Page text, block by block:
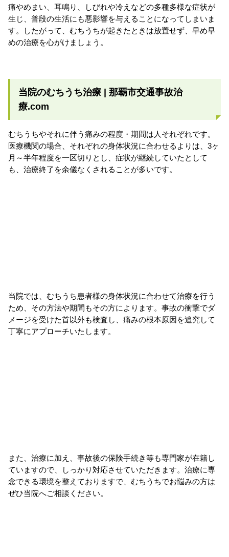
痛やめまい、耳鳴り、しびれや冷えなどの多種多様な症状が
生じ、普段の生活にも悪影響を与えることになってしまいま
す。したがって、むちうちが起きたときは放置せず、早め早
めの治療を心がけましょう。
当院のむちうち治療 | 那覇市交通事故治
療.com
むちうちやそれに伴う痛みの程度・期間は人それぞれです。
医療機関の場合、それぞれの身体状況に合わせるよりは、3ヶ
月～半年程度を一区切りとし、症状が継続していたとして
も、治療終了を余儀なくされることが多いです。
当院では、むちうち患者様の身体状況に合わせて治療を行う
ため、その方法や期間もその方によります。事故の衝撃でダ
メージを受けた首以外も検査し、痛みの根本原因を追究して
丁寧にアプローチいたします。
また、治療に加え、事故後の保険手続き等も専門家が在籍し
ていますので、しっかり対応させていただきます。治療に専
念できる環境を整えておりますで、むちうちでお悩みの方は
ぜひ当院へご相談ください。